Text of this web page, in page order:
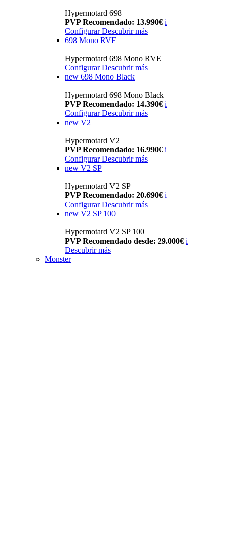
Hypermotard 698
PVP Recomendado: 13.990€ i
ConfigurarDescubrir más
698 Mono RVE
Hypermotard 698 Mono RVE
Configurar Descubrir más
new 698 Mono Black
Hypermotard 698 Mono Black
PVP Recomendado: 14.390€ i
Configurar Descubrir más
new V2
Hypermotard V2
PVP Recomendado: 16.990€ i
Configurar Descubrir más
new V2 SP
Hypermotard V2 SP
PVP Recomendado: 20.690€ i
Configurar Descubrir más
new V2 SP 100
Hypermotard V2 SP 100
PVP Recomendado desde: 29.000€ i
Descubrir más
Monster